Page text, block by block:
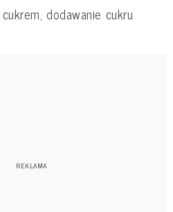
dodawanie cukru